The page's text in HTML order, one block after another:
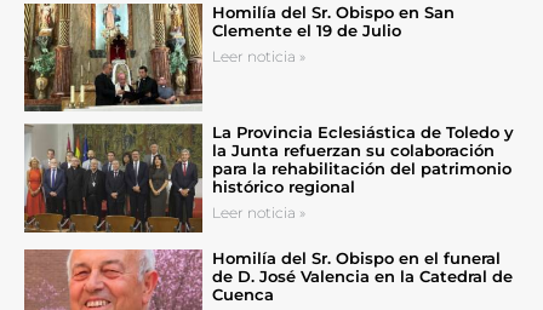
Homilía del Sr. Obispo en San
Clemente el 19 de Julio
Leer noticia »
La Provincia Eclesiástica de Toledo y
la Junta refuerzan su colaboración
para la rehabilitación del patrimonio
histórico regional
Leer noticia »
Homilía del Sr. Obispo en el funeral
de D. José Valencia en la Catedral de
Cuenca